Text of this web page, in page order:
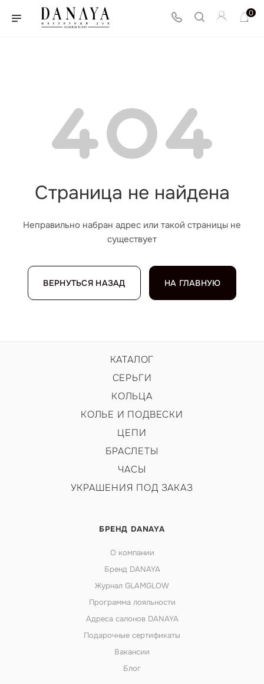
0
Страница не найдена
Неправильно набран адрес или такой страницы не
существует
ВЕРНУТЬСЯ НАЗАД НА ГЛАВНУЮ
КАТАЛОГ
СЕРЬГИ
КОЛЬЦА
КОЛЬЕ И ПОДВЕСКИ
ЦЕПИ
БРАСЛЕТЫ
ЧАСЫ
УКРАШЕНИЯ ПОД ЗАКАЗ
БРЕНД DANAYA
О компании
Бренд DANAYA
Журнал GLAMGLOW
Программа лояльности
Адреса салонов DANAYA
Подарочные сертификаты
Вакансии
Блог